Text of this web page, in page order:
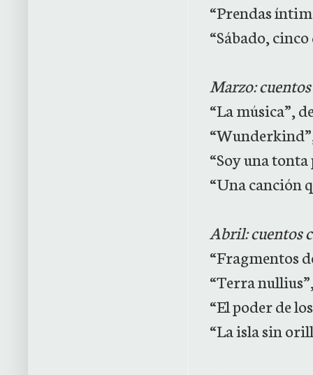
“Prendas
“Sábado,
Marzo:
“La música”,
“Soy una
“Una canción
Abril: cuentos
“Fragmentos
“Terra
“El poder de
“La isla sin